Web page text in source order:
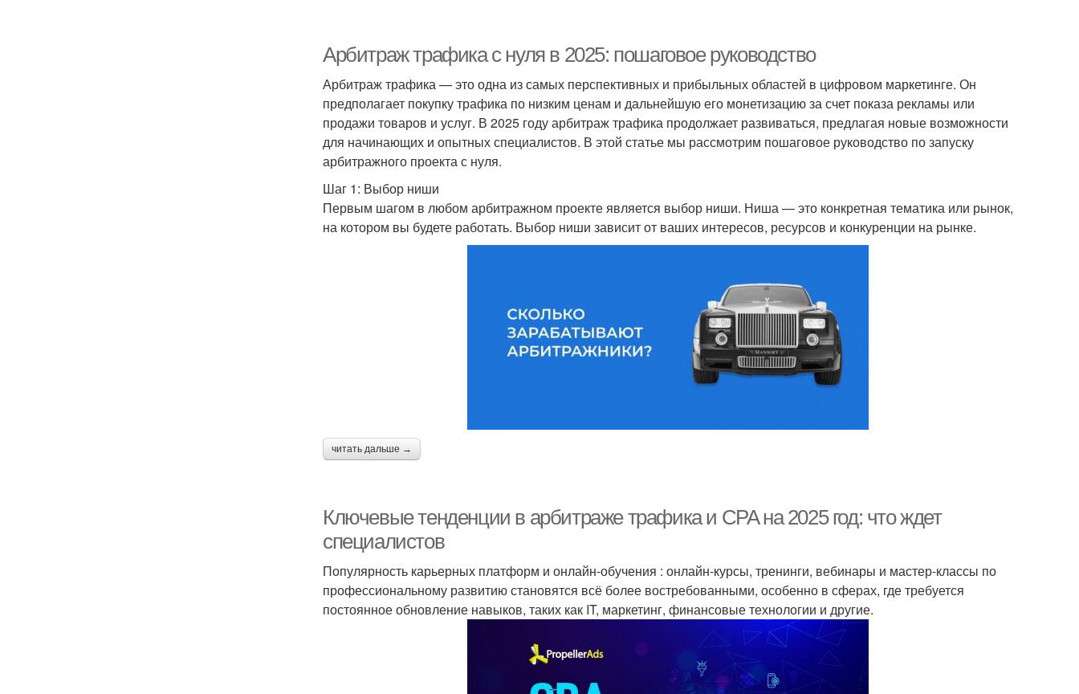
Арбитраж трафика с нуля в 2025: пошаговое руководство
Арбитраж трафика — это одна из самых перспективных и прибыльных областей в цифровом маркетинге. Он
предполагает покупку трафика по низким ценам и дальнейшую его монетизацию за счет показа рекламы или
продажи товаров и услуг. В 2025 году арбитраж трафика продолжает развиваться, предлагая новые возможности
для начинающих и опытных специалистов. В этой статье мы рассмотрим пошаговое руководство по запуску
арбитражного проекта с нуля.
Шаг 1: Выбор ниши
Первым шагом в любом арбитражном проекте является выбор ниши. Ниша — это конкретная тематика или рынок,
на котором вы будете работать. Выбор ниши зависит от ваших интересов, ресурсов и конкуренции на рынке.
читать дальше →
Ключевые тенденции в арбитраже трафика и CPA на 2025 год: что ждет
специалистов
Популярность карьерных платформ и онлайн-обучения : онлайн-курсы, тренинги, вебинары и мастер-классы по
профессиональному развитию становятся всё более востребованными, особенно в сферах, где требуется
постоянное обновление навыков, таких как IT, маркетинг, финансовые технологии и другие.